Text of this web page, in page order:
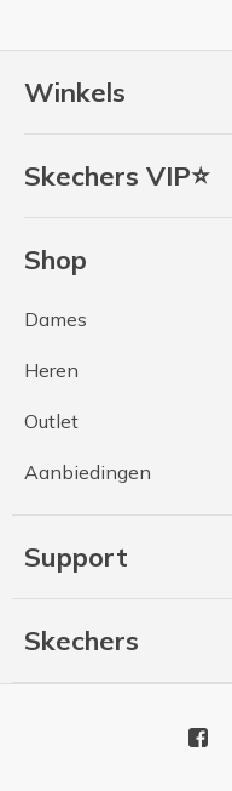
Winkels
Skechers VIP⭐
Shop
Dames
Heren
Outlet
Aanbiedingen
Support
Skechers